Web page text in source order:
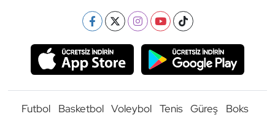
Futbol Basketbol Voleybol Tenis Güreş
Boks